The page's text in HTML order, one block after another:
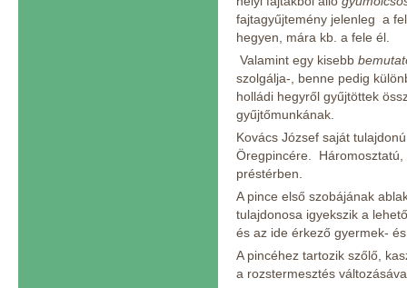
fajtagyűjtemény jelenleg a
hegyen, mára kb. a fele él.
Valamint egy kisebb
szolgálja-, benne pedig
holládi hegyről gyűjtöttek
gyűjtőmunkának.
Kovács József saját
Öregpincére. Háromosztatú,
préstérben.
A pince első szobájának
tulajdonosa igyekszik a
és az ide érkező gyermek-
A pincéhez tartozik szőlő,
a rozstermesztés